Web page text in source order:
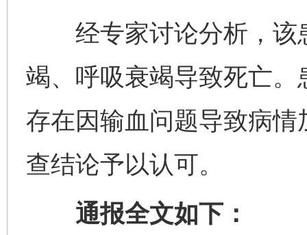
经专家讨论分析，该
竭、呼吸衰竭导致死亡
存在因输血问题导致病
查结论予以认可。
通报全文如下：